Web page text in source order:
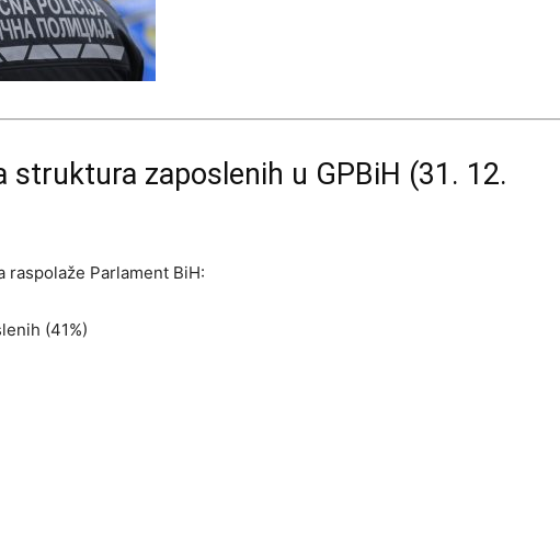
struktura zaposlenih u GPBiH (31. 12.
raspolaže Parlament BiH:
(41%)